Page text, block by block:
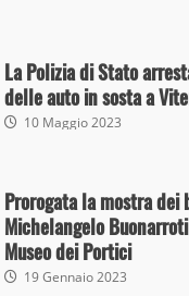
Prorogata la mostra dei
Michelangelo Buonarroti
Museo dei Portici
Trasporto pubblico
capolinea al terminal
giugno